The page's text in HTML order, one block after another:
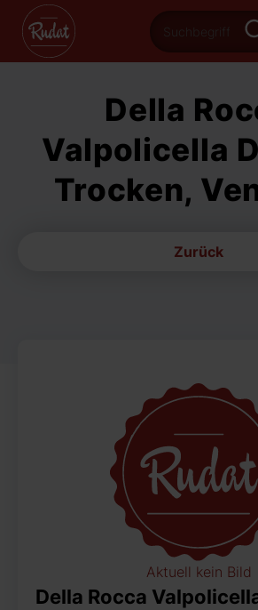
Della
Valpolicella
Trocken,
Zurück
Aktuell kein Bild
Della Rocca